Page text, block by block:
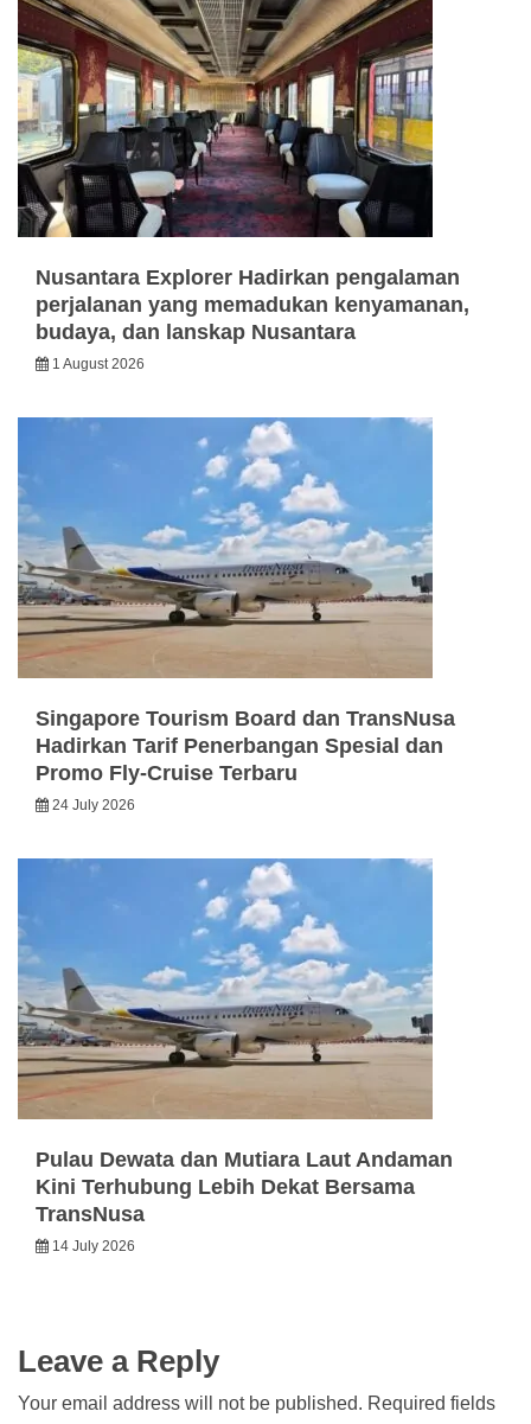
Nusantara Explorer Hadirkan pengalaman
perjalanan yang memadukan kenyamanan,
budaya, dan lanskap Nusantara
1 August 2026
Singapore Tourism Board dan TransNusa
Hadirkan Tarif Penerbangan Spesial dan
Promo Fly-Cruise Terbaru
24 July 2026
Pulau Dewata dan Mutiara Laut Andaman
Kini Terhubung Lebih Dekat Bersama
TransNusa
14 July 2026
Leave a Reply
Your email address will not be published. Required fields